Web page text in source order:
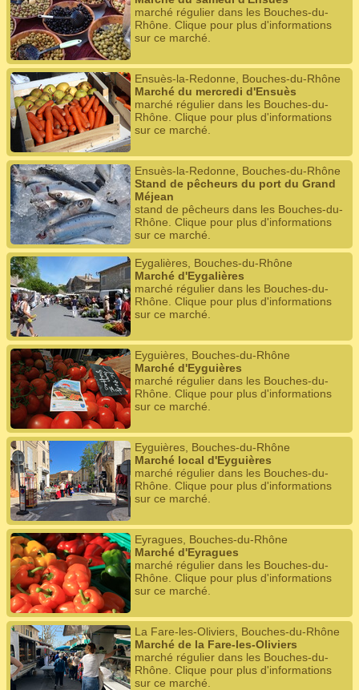
marché régulier dans les Bouches-du-
Rhône. Clique pour plus d'informations
sur ce marché.
Ensuès-la-Redonne, Bouches-du-Rhône
Marché du mercredi d'Ensuès
marché régulier dans les Bouches-du-
Rhône. Clique pour plus d'informations
sur ce marché.
Ensuès-la-Redonne, Bouches-du-Rhône
Stand de pêcheurs du port du Grand
Méjean
stand de pêcheurs dans les Bouches-du-
Rhône. Clique pour plus d'informations
sur ce marché.
Eygalières, Bouches-du-Rhône
Marché d'Eygalières
marché régulier dans les Bouches-du-
Rhône. Clique pour plus d'informations
sur ce marché.
Eyguières, Bouches-du-Rhône
Marché d'Eyguières
marché régulier dans les Bouches-du-
Rhône. Clique pour plus d'informations
sur ce marché.
Eyguières, Bouches-du-Rhône
Marché local d'Eyguières
marché régulier dans les Bouches-du-
Rhône. Clique pour plus d'informations
sur ce marché.
Eyragues, Bouches-du-Rhône
Marché d'Eyragues
marché régulier dans les Bouches-du-
Rhône. Clique pour plus d'informations
sur ce marché.
La Fare-les-Oliviers, Bouches-du-Rhône
Marché de la Fare-les-Oliviers
marché régulier dans les Bouches-du-
Rhône. Clique pour plus d'informations
sur ce marché.